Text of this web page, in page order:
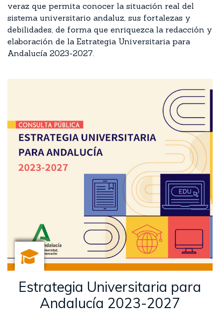
veraz que permita conocer la situación real del
sistema universitario andaluz, sus fortalezas y
debilidades, de forma que enriquezca la redacción y
elaboración de la Estrategia Universitaria para
Andalucía 2023-2027.
Estrategia Universitaria para
Andalucía 2023-2027